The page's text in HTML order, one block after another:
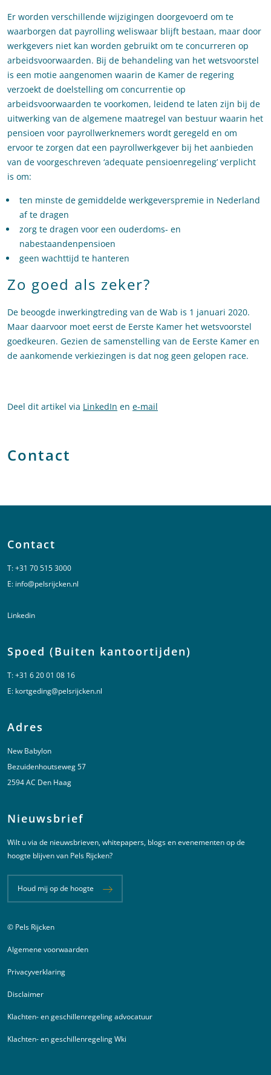
Er worden verschillende wijzigingen doorgevoerd om te
waarborgen dat payrolling weliswaar blijft bestaan, maar door
werkgevers niet kan worden gebruikt om te concurreren op
arbeidsvoorwaarden. Bij de behandeling van het wetsvoorstel
is een motie aangenomen waarin de Kamer de regering
verzoekt de doelstelling om concurrentie op
arbeidsvoorwaarden te voorkomen, leidend te laten zijn bij de
uitwerking van de algemene maatregel van bestuur waarin het
pensioen voor payrollwerknemers wordt geregeld en om
ervoor te zorgen dat een payrollwerkgever bij het aanbieden
van de voorgeschreven ‘adequate pensioenregeling’ verplicht
is om:
ten minste de gemiddelde werkgeverspremie in Nederland
af te dragen
zorg te dragen voor een ouderdoms- en
nabestaandenpensioen
geen wachttijd te hanteren
Zo goed als zeker?
De beoogde inwerkingtreding van de Wab is 1 januari 2020.
Maar daarvoor moet eerst de Eerste Kamer het wetsvoorstel
goedkeuren. Gezien de samenstelling van de Eerste Kamer en
de aankomende verkiezingen is dat nog geen gelopen race.
Deel dit artikel via LinkedIn en e-mail
Contact
Contact
T:+31 70 515 3000
E: info@pelsrijcken.nl
Linkedin
Spoed (Buiten kantoortijden)
T:+31 6 20 01 08 16
E: kortgeding@pelsrijcken.nl
Adres
New Babylon
Bezuidenhoutseweg 57
2594 AC Den Haag
Nieuwsbrief
Wilt u via de nieuwsbrieven, whitepapers, blogs en evenementen op de
hoogte blijven van Pels Rijcken?
Houd mij op de hoogte
Juridische informatie
© Pels Rijcken
Algemene voorwaarden
Privacyverklaring
Disclaimer
Klachten- en geschillenregeling advocatuur
Klachten- en geschillenregeling Wki